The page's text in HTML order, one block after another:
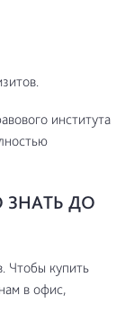
института
ДО
Чтобы купить
в офис,